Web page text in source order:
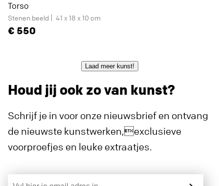
Torso
Stenen beeld 41 x 18 x 10 cm
550
Laad meer kunst!
Houd jij ook zo van kunst?
Schrijf je in voor onze nieuwsbrief en ontvang
de nieuwste kunstwerken,exclusieve
voorproefjes en leuke extraatjes.